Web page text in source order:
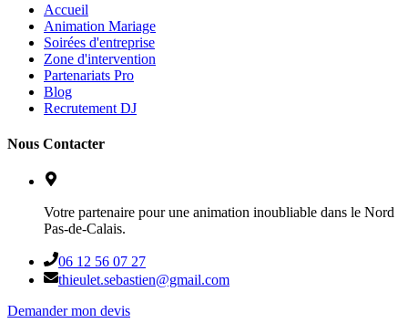
Accueil
Animation Mariage
Soirées d'entreprise
Zone d'intervention
Partenariats Pro
Blog
Recrutement DJ
Nous Contacter
Votre partenaire pour une animation inoubliable dans le Nord
Pas-de-Calais.
06 12 56 07 27
thieulet.sebastien@gmail.com
Demander mon devis